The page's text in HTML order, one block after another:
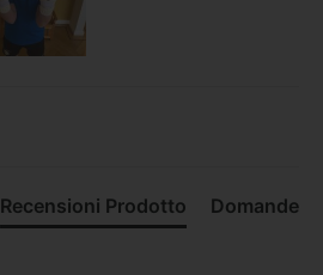
Recensioni Prodotto Domande